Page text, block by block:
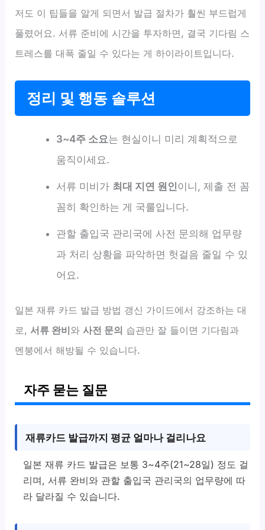
저도 이 팁들을 알게 되면서 발급 절차가 훨씬 부드럽게
풀렸어요. 서류 준비에 시간을 투자하면, 결국 기다림 스
트레스를 대폭 줄일 수 있다는 게 하이라이트입니다.
정리 및 행동 솔루션
3~4주 소요는 현실이니 미리 계획적으로
움직이세요.
서류 미비가 최대 지연 원인이니, 제출 전 꼼
꼼히 확인하는 게 국룰입니다.
관할 출입국 관리국에 사전 문의해 업무량
과 처리 상황을 파악하면 헛걸음 줄일 수 있
어요.
일본 재류 카드 발급 방법 갱신 가이드에서 강조하는 대
로,서류 완비와사전 문의 습관만 잘 들이면 기다림과
멘붕에서 해방될 수 있습니다.
자주 묻는 질문
재류카드 발급까지 평균 얼마나 걸리나요
일본 재류 카드 발급은 보통 3~4주(21~28일) 정도 걸
리며, 서류 완비와 관할 출입국 관리국의 업무량에 따
라 달라질 수 있습니다.